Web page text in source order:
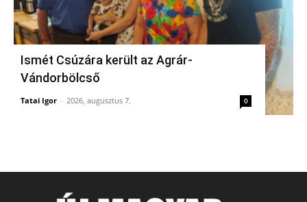
Ismét Csúzára került az Agrár-
Vándorbölcső
Tatai Igor - 2026, augusztus 7. 0